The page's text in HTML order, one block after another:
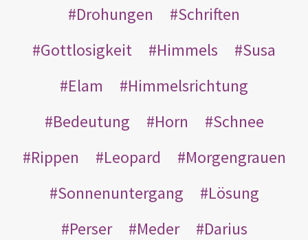
Drohungen
Schriften
Gottlosigkeit
Himmels
Susa
Elam
Himmelsrichtung
Bedeutung
Horn
Schnee
Rippen
Leopard
Morgengrauen
Sonnenuntergang
Lösung
Perser
Meder
Darius